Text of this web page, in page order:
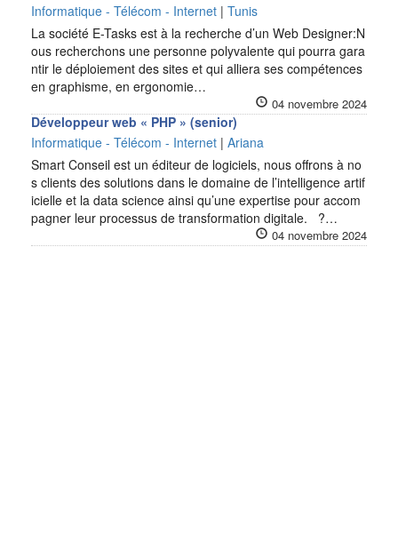
Informatique - Télécom - Internet | Tunis
La société E-Tasks est à la recherche d’un Web Designer:N
ous recherchons une personne polyvalente qui pourra gara
ntir le déploiement des sites et qui alliera ses compétences
en graphisme, en ergonomie…
04 novembre 2024
Développeur web « PHP » (senior)
Informatique - Télécom - Internet | Ariana
Smart Conseil est un éditeur de logiciels, nous offrons à no
s clients des solutions dans le domaine de l’intelligence artif
icielle et la data science ainsi qu’une expertise pour accom
pagner leur processus de transformation digitale. ?…
04 novembre 2024